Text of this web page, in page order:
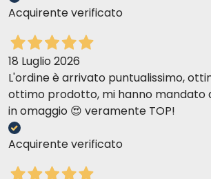
Instrukcja stosowania i
Acquirente verificato
18 Luglio 2026
L'ordine è arrivato puntualissimo,
ottimo prodotto, mi hanno mandato
in omaggio 😍 veramente TOP!
Acquirente verificato